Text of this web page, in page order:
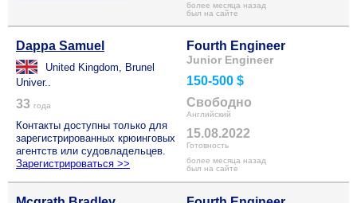
более месяца назад
был на сайте
Dappa Samuel
United Kingdom, Brunel
Univer..
33 года
Контакты доступны только для
зарегистрированных крюинговых
агентств или судовладельцев.
Зарегистрироваться >>
Fourth Engineer
Junior Engineer
150-500 $
Свободно
Английский
15.08.2022
Готовность
более месяца назад
был на сайте